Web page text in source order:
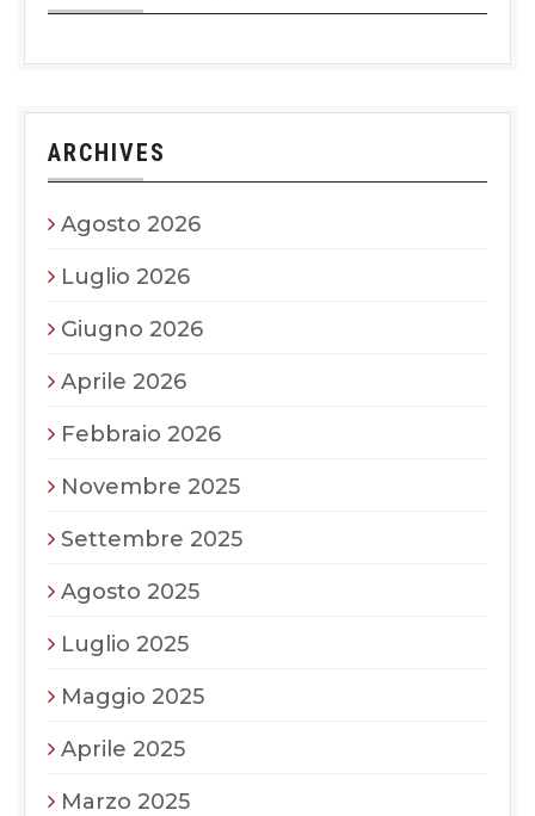
ARCHIVES
Agosto 2026
Luglio 2026
Giugno 2026
Aprile 2026
Febbraio 2026
Novembre 2025
Settembre 2025
Agosto 2025
Luglio 2025
Maggio 2025
Aprile 2025
Marzo 2025